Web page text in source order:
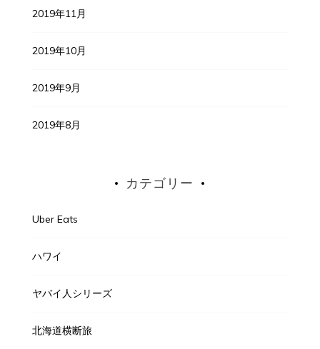
2019年11月
2019年10月
2019年9月
2019年8月
カテゴリー
Uber Eats
ハワイ
ヤバイ人シリーズ
北海道横断旅